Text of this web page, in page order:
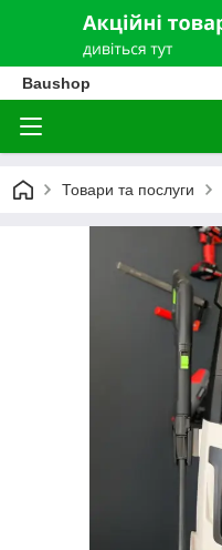
Baushop
Товари та послуги